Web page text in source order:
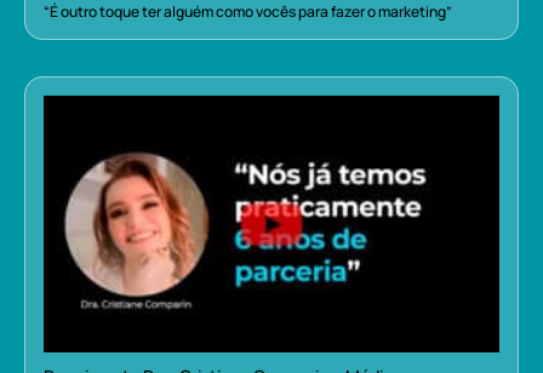
“É outro toque ter alguém como vocês para fazer o marketing”